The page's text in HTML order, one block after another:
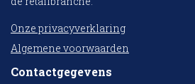
Onze privacyverklaring
Algemene voorwaarden
Contactgegevens